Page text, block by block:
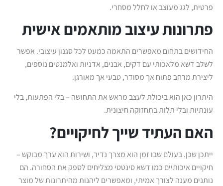
פרטית, לגג מעוצב או לחלל מסחרי.
פתרונות עיצוב מותאמים אישית
החידושים בתחום מאפשרים התאמה כמעט לכל סגנון עיצובי. אפשר
לשלב דשא מלאכותי עם דקים, אבנים, אדניות ואלמנטים נוספים,
ליצירת מרחב פתוח אך מסודר, טבעי אך מאורגן.
היתרון כאן הוא ביכולת לעצב מראש את התחושה – בלי הפתעות, בלי
עונתיות ובלי תלות בתחזוקה חיצונית.
האם העתיד שייך לחיקויים?
ייתכן שכן. בעולם שבו זמן הוא מצרך נדיר, ושירות הוא ערך מבוקש –
חיקויים איכותיים כמו דשא סינטטי מצליחים לספק את הסחורה. הם
נותנים מענה לצורך אמיתי, ומאפשרים ליהנות מהיתרונות של מוצר